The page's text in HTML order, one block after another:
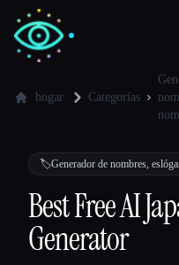
💻 Desarrolladores
🎓Estudiantes
hogar Categorías
🏷️Generador de nombres,
Best Free AI
Generator